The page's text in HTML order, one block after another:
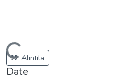
Loading...Alıntıla
Date